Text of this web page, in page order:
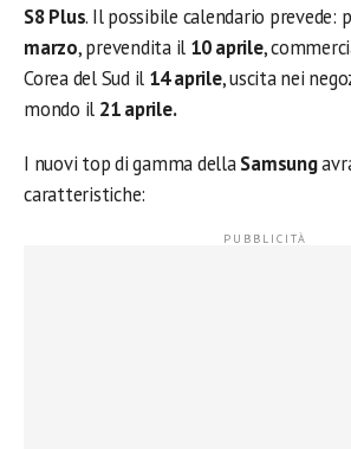
S8 Plus. Il possibile calendario prevede:
marzo, prevendita il 10 aprile,
Corea del Sud il 14 aprile, uscita nei
mondo il 21 aprile.
I nuovi top di gamma dellaSamsung
caratteristiche: